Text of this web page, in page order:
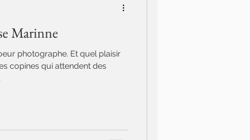
Marinne
photographe. Et quel plaisir
copines qui attendent des